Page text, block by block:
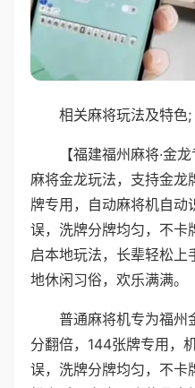
相关麻将玩法及特色;
【福建福州麻将·金
麻将金龙玩法，支持金
牌专用，自动麻将机自动
误，洗牌分牌均匀，不卡
启本地玩法，长辈轻松上
地休闲习俗，欢乐满满。
普通麻将机专为福州
分翻倍，144张牌专用，
误，洗牌分牌均匀，不卡